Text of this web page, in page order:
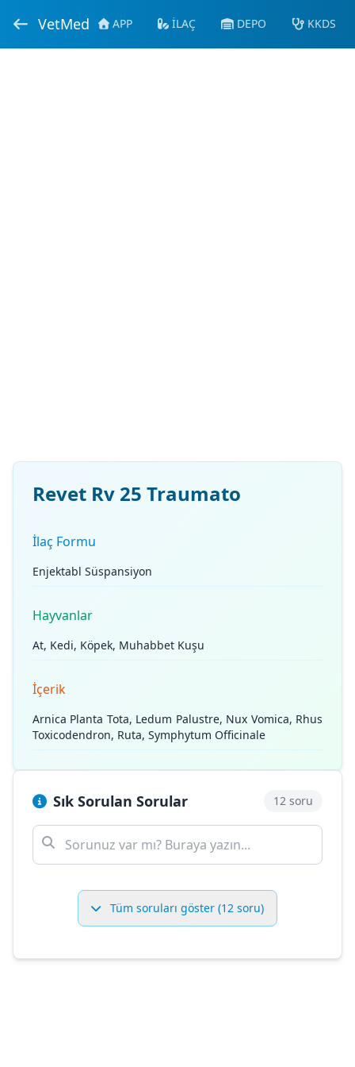
VetMed APP İLAÇ DEPO KKDS
Revet Rv 25 Traumato
İlaç Formu
Enjektabl Süspansiyon
Hayvanlar
At, Kedi, Köpek, Muhabbet Kuşu
İçerik
Arnica Planta Tota, Ledum Palustre, Nux Vomica, Rhus
Toxicodendron, Ruta, Symphytum Officinale
Sık Sorulan Sorular 12 soru
Tüm soruları göster (12 soru)